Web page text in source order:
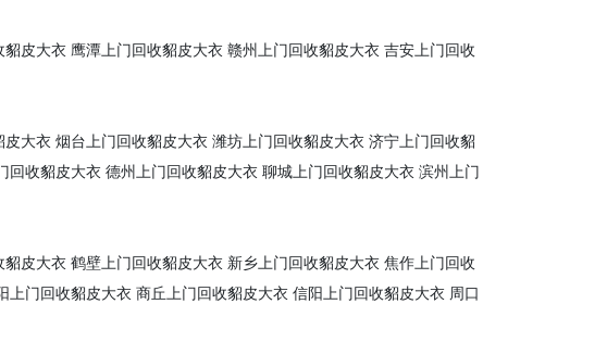
貂皮大衣 鹰潭上门回收貂皮大衣 赣州上门回收貂皮大衣 吉安上门回收
皮大衣 烟台上门回收貂皮大衣 潍坊上门回收貂皮大衣 济宁上门回收貂
回收貂皮大衣 德州上门回收貂皮大衣 聊城上门回收貂皮大衣 滨州上门
貂皮大衣 鹤壁上门回收貂皮大衣 新乡上门回收貂皮大衣 焦作上门回收
上门回收貂皮大衣 商丘上门回收貂皮大衣 信阳上门回收貂皮大衣 周口